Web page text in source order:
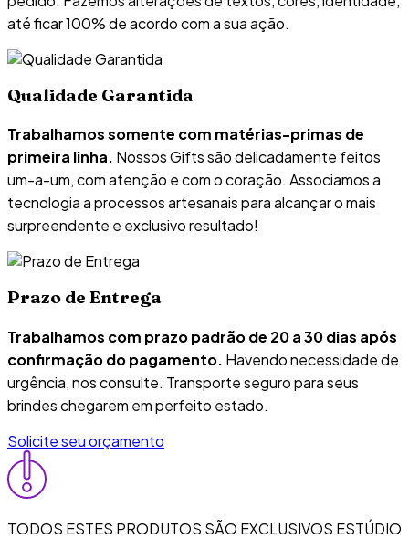
até ficar 100% de acordo com a sua ação.
Qualidade Garantida
Trabalhamos somente com matérias-primas de
primeira linha. Nossos Gifts são delicadamente feitos
um-a-um, com atenção e com o coração. Associamos a
tecnologia a processos artesanais para alcançar o mais
surpreendente e exclusivo resultado!
Prazo de Entrega
Trabalhamos com prazo padrão de 20 a 30 dias após
confirmação do pagamento. Havendo necessidade de
urgência, nos consulte. Transporte seguro para seus
brindes chegarem em perfeito estado.
Solicite seu orçamento
TODOS ESTES PRODUTOS SÃO EXCLUSIVOS ESTÚDIO